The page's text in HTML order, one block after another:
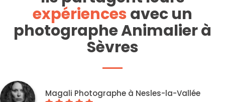
expériencesavec un
photographe Animalier à
Sèvres
Magali Photographe à Nesles-la-Vallée